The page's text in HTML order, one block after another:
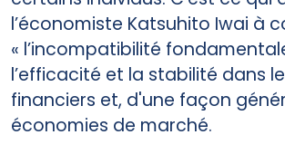
l’économiste Katsuhito Iwai à
« l’incompatibilité
l’efficacité et la stabilité dans
financiers et, d'une façon
économies de marché.